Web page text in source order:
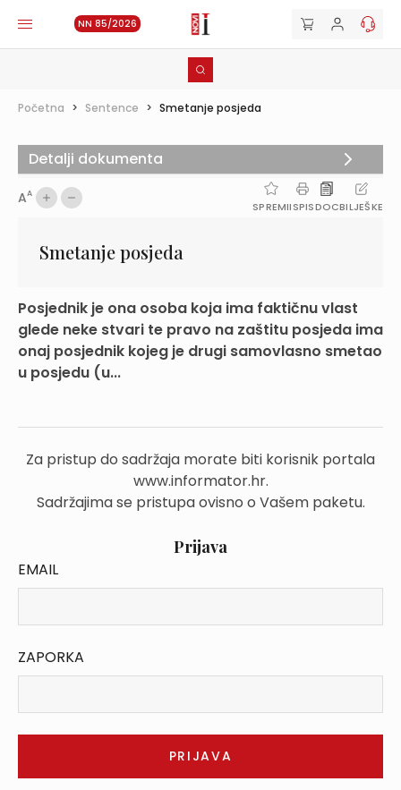
NN 85/2026
Početna > Sentence > Smetanje posjeda
AA
SPREMIISPISDOCBILJEŠKE
Smetanje posjeda
Posjednik je ona osoba koja ima faktičnu vlast
glede neke stvari te pravo na zaštitu posjeda ima
onaj posjednik kojeg je drugi samovlasno smetao
u posjedu (u...
Za pristup do sadržaja morate biti korisnik portala
www.informator.hr.
Sadržajima se pristupa ovisno o Vašem paketu.
Prijava
EMAIL
ZAPORKA
Detalji dokumenta